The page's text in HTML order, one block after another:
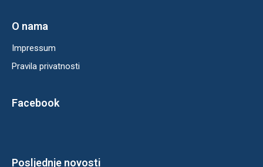
O nama
Impressum
Pravila privatnosti
Facebook
Posljednje novosti